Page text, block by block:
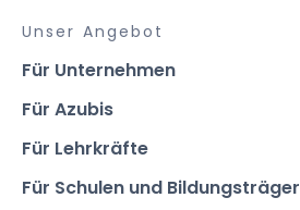
Unser Angebot
Für Unternehmen
Für Azubis
Für Lehrkräfte
Für Schulen und Bildungsträger